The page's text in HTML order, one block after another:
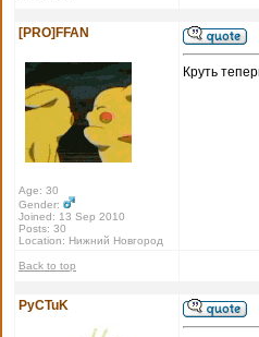
[PRO]FFAN
Age: 30
Gender:
Joined: 13 Sep 2010
Posts: 30
Location: Нижний Новгород
Круть
Back to top
PyCTuK